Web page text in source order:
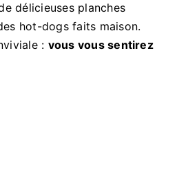
délicieuses planches
hot-dogs faits maison.
: vous vous sentirez